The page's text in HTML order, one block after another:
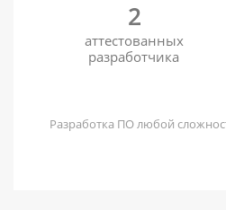
2
аттестованных
разработчика
Разработка ПО любой